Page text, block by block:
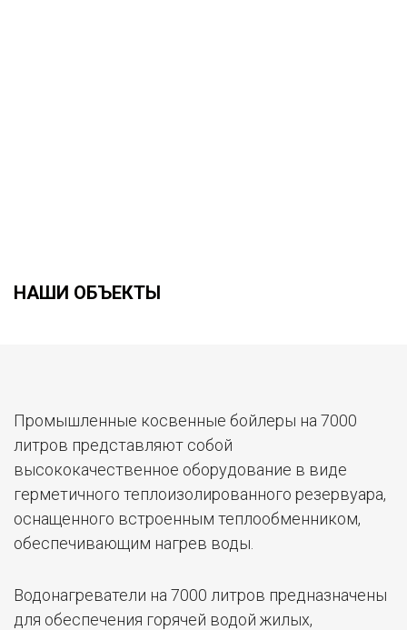
НАШИ ОБЪЕКТЫ
Промышленные косвенные бойлеры на 7000
литров представляют собой
высококачественное оборудование в виде
герметичного теплоизолированного резервуара,
оснащенного встроенным теплообменником,
обеспечивающим нагрев воды.
Водонагреватели на 7000 литров предназначены
для обеспечения горячей водой жилых,